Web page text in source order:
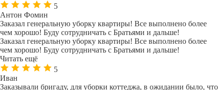
5
Антон Фомин
Заказал генеральную уборку квартиры! Все выполнено более
чем хорошо! Буду сотрудничать с Братьями и дальше!
Заказал генеральную уборку квартиры! Все выполнено более
чем хорошо! Буду сотрудничать с Братьями и дальше!
Читать ещё
5
Иван
Заказывали бригаду, для уборки коттеджа, в ожидании было, что